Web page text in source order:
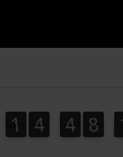
1
1 4
4 4
4 8
8